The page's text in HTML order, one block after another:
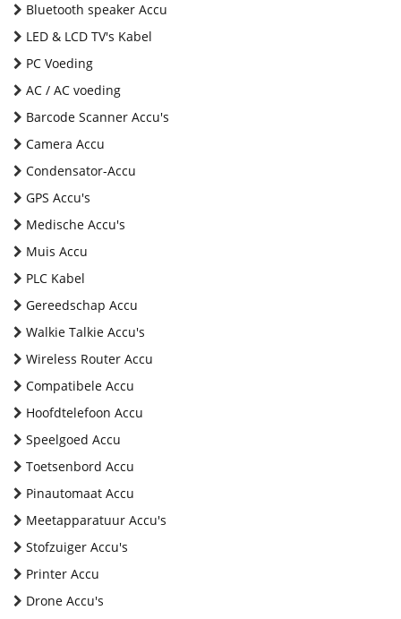
Bluetooth speaker Accu
LED & LCD TV's Kabel
PC Voeding
AC / AC voeding
Barcode Scanner Accu's
Camera Accu
Condensator-Accu
GPS Accu's
Medische Accu's
Muis Accu
PLC Kabel
Gereedschap Accu
Walkie Talkie Accu's
Wireless Router Accu
Compatibele Accu
Hoofdtelefoon Accu
Speelgoed Accu
Toetsenbord Accu
Pinautomaat Accu
Meetapparatuur Accu's
Stofzuiger Accu's
Printer Accu
Drone Accu's